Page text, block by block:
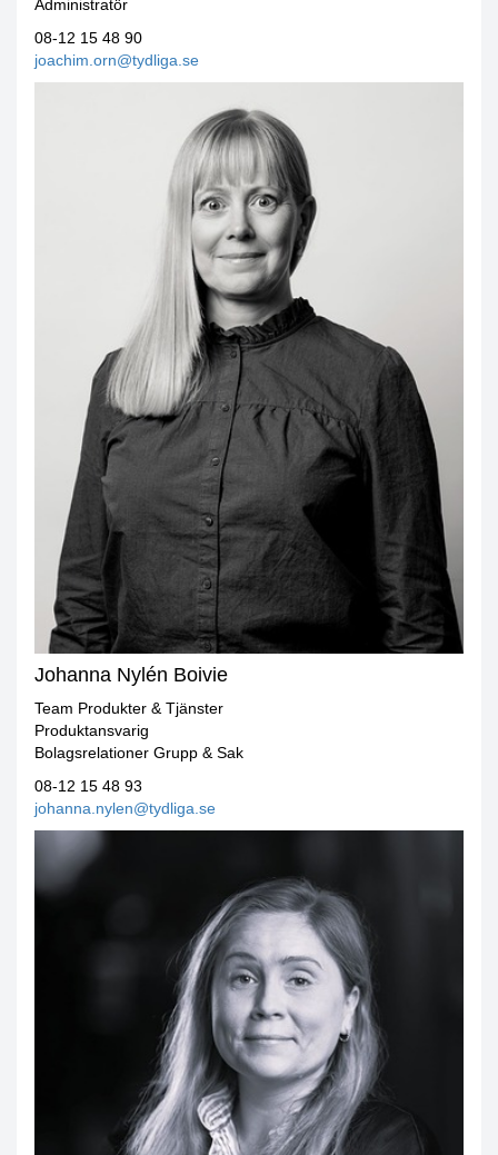
Administratör
08-12 15 48 90
joachim.orn@tydliga.se
Johanna Nylén Boivie
Team Produkter & Tjänster
Produktansvarig
Bolagsrelationer Grupp & Sak
08-12 15 48 93
johanna.nylen@tydliga.se